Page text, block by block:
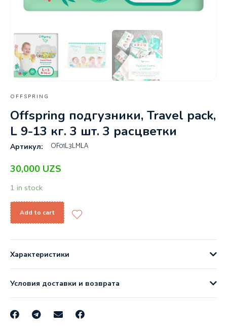
OFFSPRING
Offspring подгузники, Travel pack,
L 9-13 кг. 3 шт. 3 расцветки
Артикул: OF01L3LMLA
30,000 UZS
1 in stock
Add to cart
Характеристики
Условия доставки и возврата